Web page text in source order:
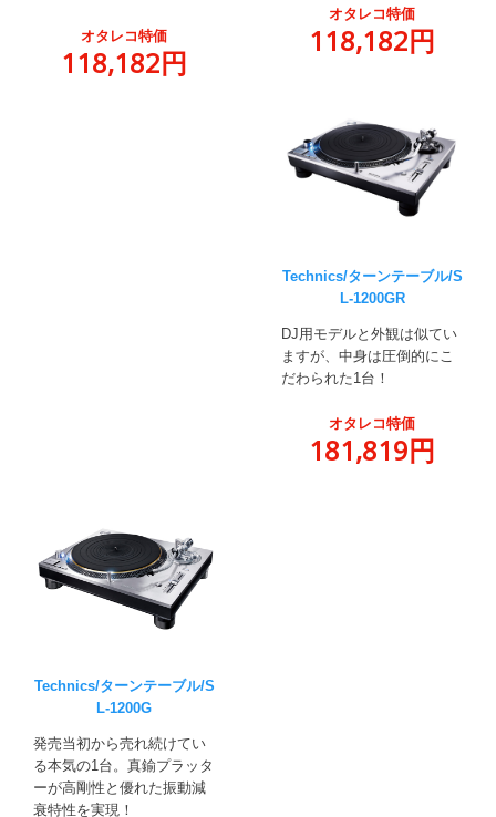
オタレコ特価
118,182円
オタレコ特価
118,182円
Technics/ターンテーブル/S
L-1200GR
DJ用モデルと外観は似てい
ますが、中身は圧倒的にこ
だわられた1台！
オタレコ特価
181,819円
Technics/ターンテーブル/S
L-1200G
発売当初から売れ続けてい
る本気の1台。真鍮プラッタ
ーが高剛性と優れた振動減
衰特性を実現！